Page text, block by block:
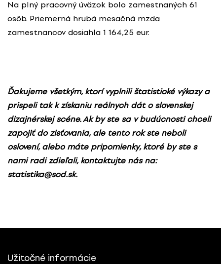
Na plný pracovný úväzok bolo zamestnaných 61
osôb. Priemerná hrubá mesačná mzda
zamestnancov dosiahla 1 164,25 eur.
Ďakujeme všetkým, ktorí vyplnili štatistické výkazy a
prispeli tak k získaniu reálnych dát o slovenskej
dizajnérskej scéne. Ak by ste sa v budúcnosti chceli
zapojiť do zisťovania, ale tento rok ste neboli
oslovení, alebo máte pripomienky, ktoré by ste s
nami radi zdieľali, kontaktujte nás na:
statistika@scd.sk.
Užitočné informácie